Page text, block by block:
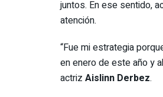
juntos. En ese sentido,
atención.
“Fue mi estrategia
en enero de este año y
actriz Aislinn Derbez.